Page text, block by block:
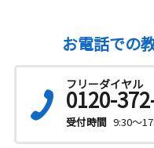
お電話での
フリーダイヤル
0120-
受付時間 9:30～